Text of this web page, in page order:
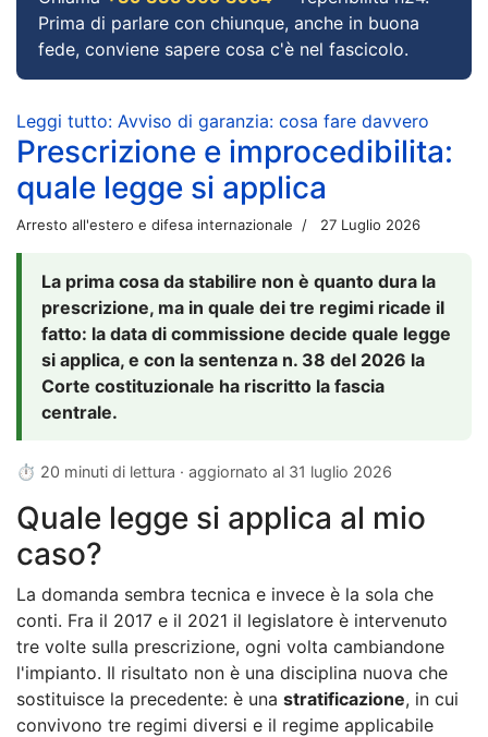
Prima di parlare con chiunque, anche in buona
fede, conviene sapere cosa c'è nel fascicolo.
Leggi tutto: Avviso di garanzia: cosa fare davvero
Prescrizione e improcedibilita:
quale legge si applica
Arresto all'estero e difesa internazionale 27 Luglio 2026
La prima cosa da stabilire non è quanto dura la
prescrizione, ma in quale dei tre regimi ricade il
fatto: la data di commissione decide quale legge
si applica, e con la sentenza n. 38 del 2026 la
Corte costituzionale ha riscritto la fascia
centrale.
⏱ 20 minuti di lettura · aggiornato al 31 luglio 2026
Quale legge si applica al mio
caso?
La domanda sembra tecnica e invece è la sola che
conti. Fra il 2017 e il 2021 il legislatore è intervenuto
tre volte sulla prescrizione, ogni volta cambiandone
l'impianto. Il risultato non è una disciplina nuova che
sostituisce la precedente: è una stratificazione, in cui
convivono tre regimi diversi e il regime applicabile